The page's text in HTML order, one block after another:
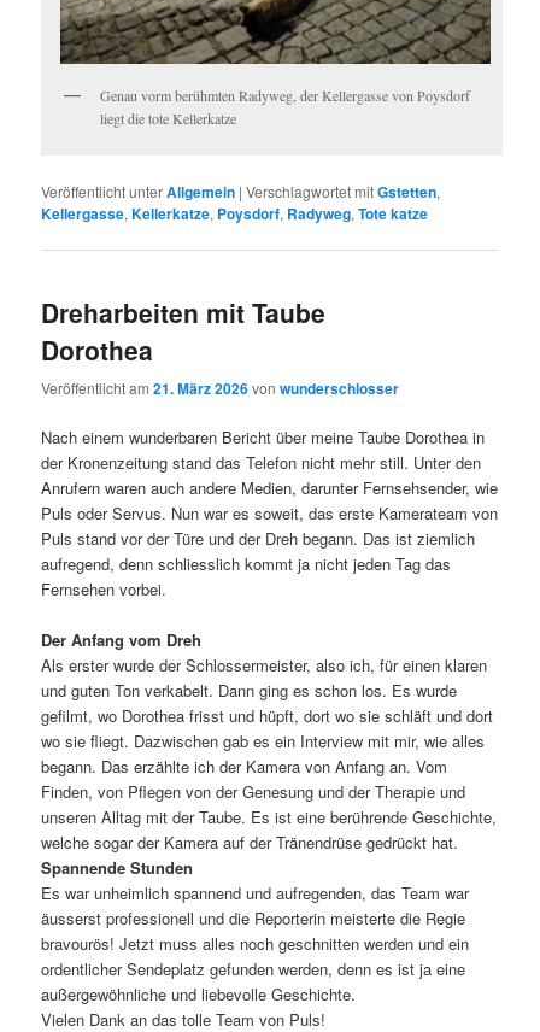
Genau vorm berühmten Radyweg, der Kellergasse von Poysdorf
liegt die tote Kellerkatze
Veröffentlicht unterAllgemein |Verschlagwortet mitGstetten,
Kellergasse,Kellerkatze, Poysdorf, Radyweg,Tote katze
Dreharbeiten mit Taube
Dorothea
Veröffentlicht am21. März 2026vonwunderschlosser
Nach einem wunderbaren Bericht über meine Taube Dorothea in
der Kronenzeitung stand das Telefon nicht mehr still. Unter den
Anrufern waren auch andere Medien, darunter Fernsehsender, wie
Puls oder Servus. Nun war es soweit, das erste Kamerateam von
Puls stand vor der Türe und der Dreh begann. Das ist ziemlich
aufregend, denn schliesslich kommt ja nicht jeden Tag das
Fernsehen vorbei.
Der Anfang vom Dreh
Als erster wurde der Schlossermeister, also ich, für einen klaren
und guten Ton verkabelt. Dann ging es schon los. Es wurde
gefilmt, wo Dorothea frisst und hüpft, dort wo sie schläft und dort
wo sie fliegt. Dazwischen gab es ein Interview mit mir, wie alles
begann. Das erzählte ich der Kamera von Anfang an. Vom
Finden, von Pflegen von der Genesung und der Therapie und
unseren Alltag mit der Taube. Es ist eine berührende Geschichte,
welche sogar der Kamera auf der Tränendrüse gedrückt hat.
Spannende Stunden
Es war unheimlich spannend und aufregenden, das Team war
äusserst professionell und die Reporterin meisterte die Regie
bravourös! Jetzt muss alles noch geschnitten werden und ein
ordentlicher Sendeplatz gefunden werden, denn es ist ja eine
außergewöhnliche und liebevolle Geschichte.
Vielen Dank an das tolle Team von Puls!